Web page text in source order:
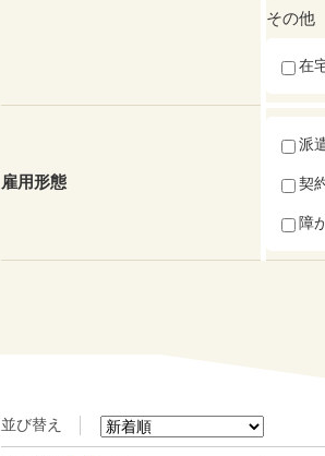
その他
在
雇用形態
派
契
障
並び替え